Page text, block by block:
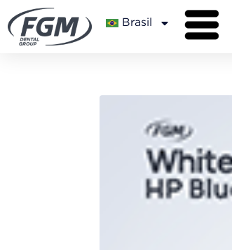
Brasil